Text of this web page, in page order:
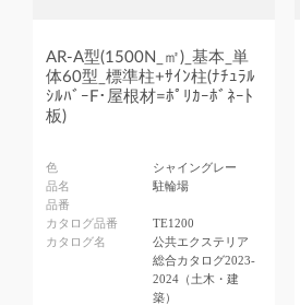
AR-A型(1500N_㎡)_基本_単
体60型_標準柱+ｻｲﾝ柱(ﾅﾁｭﾗﾙ
ｼﾙﾊﾞｰF･屋根材=ﾎﾟﾘｶｰﾎﾞﾈｰﾄ
板)
色
シャイングレー
品名
駐輪場
品番
カタログ品番
TE1200
カタログ名
公共エクステリア
総合カタログ2023-
2024（土木・建
築）